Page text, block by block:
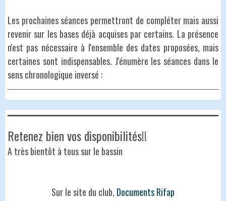
Les prochaines séances permettront de compléter mais aussi
revenir sur les bases déjà acquises par certains. La présence
n'est pas nécessaire à l'ensemble des dates proposées, mais
certaines sont indispensables. J'énumère les séances dans le
sens chronologique inversé :
Retenez bien vos disponibilités!!
A très bientôt à tous sur le bassin
Sur le site du club, Documents Rifap